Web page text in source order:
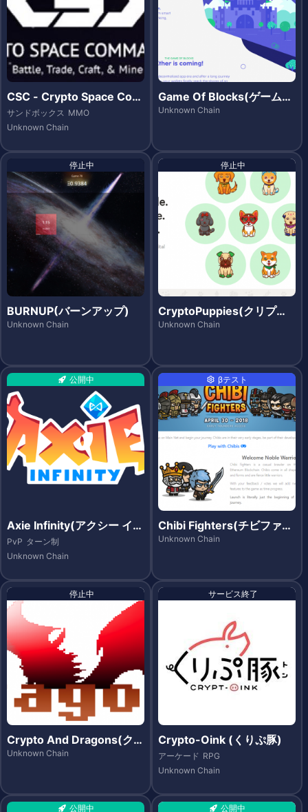
CSC - Crypto Space Com
mander(クリプトスペース
コマンダー)
サンドボックス MMO
Unknown Chain
Game Of Blocks(ゲームオ
ブブロックス)
Unknown Chain
停止中
BURNUP(バーンアップ)
Unknown Chain
停止中
CryptoPuppies(クリプト
パピーズ)
Unknown Chain
公開中
Axie Infinity(アクシー イン
フィニティ)
PvP ターン制
Unknown Chain
βテスト
Chibi Fighters(チビファイ
ターズ)
Unknown Chain
停止中
Crypto And Dragons(クリ
プト・アンド・ドラゴンズ)
Unknown Chain
サービス終了
Crypto-Oink (くりぷ豚)
アーケード RPG
Unknown Chain
公開中 公開中